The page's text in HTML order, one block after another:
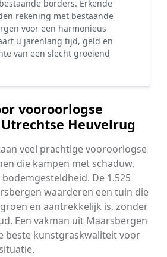
borders. Erkende
rekening met bestaande
voor een harmonieus
u jarenlang tijd, geld en
van een slecht groeiend
vooroorlogse
Heuvelrug
veel prachtige vooroorlogse
die kampen met schaduw,
De 1.525
waarderen een tuin die
en aantrekkelijk is, zonder
Een vakman uit Maarsbergen
beste kunstgraskwaliteit voor